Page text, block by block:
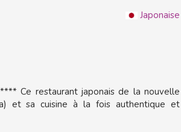
Japonaise
Ce restaurant japonais de la nouvelle
et sa cuisine à la fois authentique et